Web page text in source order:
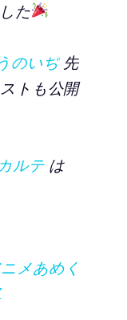
た
のいぢ先
トも公開
ルテ は
メあめく